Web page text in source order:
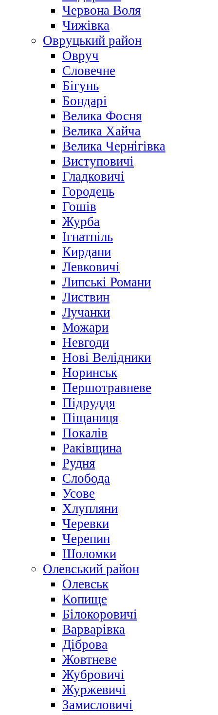
Червона Воля
Чижівка
Овруцький район
Овруч
Словечне
Бігунь
Бондарі
Велика Фосня
Велика Хайча
Велика Чернігівка
Виступовичі
Гладковичі
Городець
Гошів
Журба
Ігнатпіль
Кирдани
Левковичі
Липські Романи
Листвин
Лучанки
Можари
Невгоди
Нові Велідники
Норинськ
Першотравневе
Підруддя
Піщаниця
Покалів
Раківщина
Рудня
Слобода
Усове
Хлупляни
Черевки
Черепин
Шоломки
Олевський район
Олевськ
Копище
Білокоровичі
Варварівка
Діброва
Жовтневе
Жубровичі
Журжевичі
Замисловичі